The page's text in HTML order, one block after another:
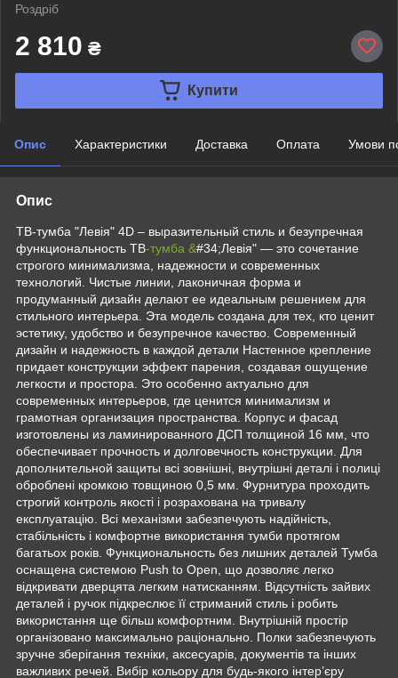
Роздріб
2 810 ₴
Купити
Опис Характеристики Доставка Оплата Умови
Опис
ТВ-тумба "Левія" 4D – выразительный стиль и безупречная
функциональность ТВ-тумба &#34;Левія" — это сочетание
строгого минимализма, надежности и современных
технологий. Чистые линии, лаконичная форма и
продуманный дизайн делают ее идеальным решением для
стильного интерьера. Эта модель создана для тех, кто ценит
эстетику, удобство и безупречное качество. Современный
дизайн и надежность в каждой детали Настенное крепление
придает конструкции эффект парения, создавая ощущение
легкости и простора. Это особенно актуально для
современных интерьеров, где ценится минимализм и
грамотная организация пространства. Корпус и фасад
изготовлены из ламинированного ДСП толщиной 16 мм, что
обеспечивает прочность и долговечность конструкции. Для
дополнительной защиты всі зовнішні, внутрішні деталі і полиці
оброблені кромкою товщиною 0,5 мм. Фурнитура проходить
строгий контроль якості і розрахована на тривалу
експлуатацію. Всі механізми забезпечують надійність,
стабільність і комфортне використання тумби протягом
багатьох років. Функциональность без лишних деталей Тумба
оснащена системою Push to Open, що дозволяє легко
відкривати дверцята легким натисканням. Відсутність зайвих
деталей і ручок підкреслює її стриманий стиль і робить
використання ще більш комфортним. Внутрішній простір
організовано максимально раціонально. Полки забезпечують
зручне зберігання техніки, аксесуарів, документів та інших
важливих речей. Вибір кольору для будь-якого інтер’єру